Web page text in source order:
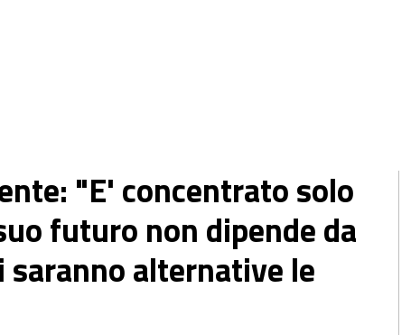
"E' concentrato solo
futuro non dipende da
saranno alternative le